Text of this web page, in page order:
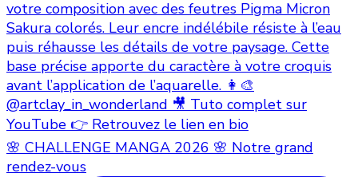
🌸 CHALLENGE MANGA 2026 🌸 Notre grand
rendez-vous